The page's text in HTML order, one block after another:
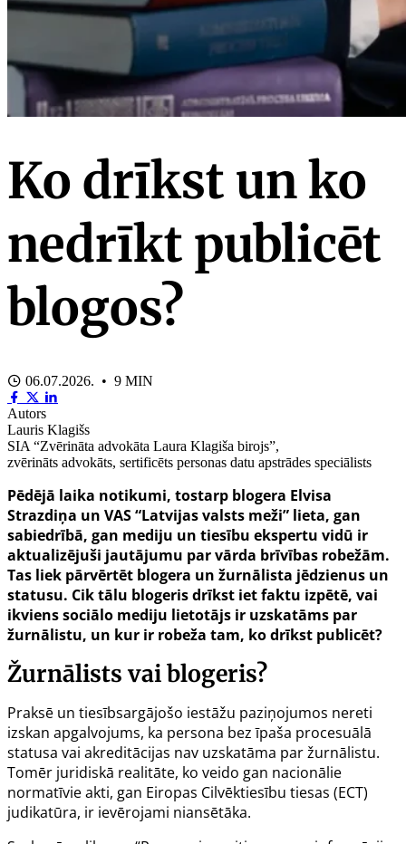
Ko drīkst un ko
nedrīkt publicēt
blogos?
06.07.2026. • 9 MIN
Autors
Lauris Klagišs
SIA “Zvērināta advokāta Laura Klagiša birojs”,
zvērināts advokāts, sertificēts personas datu apstrādes speciālists
Pēdējā laika notikumi, tostarp blogera Elvisa
Strazdiņa un VAS “Latvijas valsts meži” lieta, gan
sabiedrībā, gan mediju un tiesību ekspertu vidū ir
aktualizējuši jautājumu par vārda brīvības robežām.
Tas liek pārvērtēt blogera un žurnālista jēdzienus un
statusu. Cik tālu blogeris drīkst iet faktu izpētē, vai
ikviens sociālo mediju lietotājs ir uzskatāms par
žurnālistu, un kur ir robeža tam, ko drīkst publicēt?
Žurnālists vai blogeris?
Praksē un tiesībsargājošo iestāžu paziņojumos nereti
izskan apgalvojums, ka persona bez īpaša procesuālā
statusa vai akreditācijas nav uzskatāma par žurnālistu.
Tomēr juridiskā realitāte, ko veido gan nacionālie
normatīvie akti, gan Eiropas Cilvēktiesību tiesas (ECT)
judikatūra, ir ievērojami niansētāka.